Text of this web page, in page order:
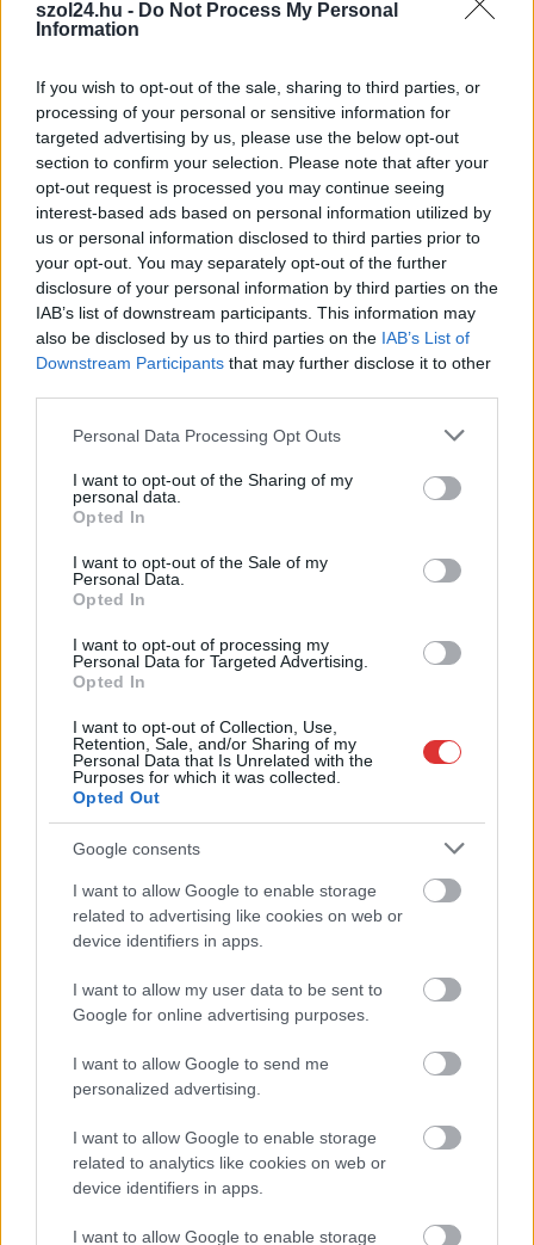
szol24.hu - Do Not Process My Personal
Information
If you wish to opt-out of the sale, sharing to third parties, or
processing of your personal or sensitive information for
targeted advertising by us, please use the below opt-out
section to confirm your selection. Please note that after your
opt-out request is processed you may continue seeing
interest-based ads based on personal information utilized by
us or personal information disclosed to third parties prior to
your opt-out. You may separately opt-out of the further
disclosure of your personal information by third parties on the
IAB’s list of downstream participants. This information may
also be disclosed by us to third parties on the IAB’s List of
Downstream Participants that may further disclose it to other
Please note that this website/app uses one or more Google
not limited to your visit or usage behaviour. You may click to
grant or deny consent to Google and its third-party tags to
use your data for below specified purposes in below Google
consent section.
Personal Data Processing Opt Outs
I want to opt-out of the Sharing of my
personal data.
Opted In
I want to opt-out of the Sale of my
Personal Data.
Opted In
I want to opt-out of processing my
Personal Data for Targeted Advertising.
Opted In
I want to opt-out of Collection, Use,
Retention, Sale, and/or Sharing of my
Personal Data that Is Unrelated with the
Purposes for which it was collected.
Opted Out
Google consents
I want to allow Google to enable storage
related to advertising like cookies on web or
device identifiers in apps.
I want to allow my user data to be sent to
Google for online advertising purposes.
I want to allow Google to send me
personalized advertising.
I want to allow Google to enable storage
related to analytics like cookies on web or
device identifiers in apps.
I want to allow Google to enable storage
Kapcsolódó cikkek
2026.08.03. Támogatott Tartalom
Egyenes és ragyogó: Mi a helyes sorrend a
Amikor valaki elhatározza, hogy átfogóan megújítja a
mosolyát, gyakran merül fel a kérdés: hol érdemes
elkezdeni...
Nyári papucs – a szabadság és a kényelem érzése a
forró napokon
Amikor a hőmérő higanyszála egyre feljebb kúszik, a
lábadnak is szüksége van a jól megérdemelt felfrissülésre...